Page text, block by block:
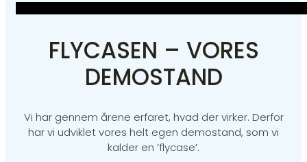
FLYCASEN – VORES
DEMOSTAND
Vi har gennem årene erfaret, hvad der virker. Derfor
har vi udviklet vores helt egen demostand, som vi
kalder en ’flycase’.